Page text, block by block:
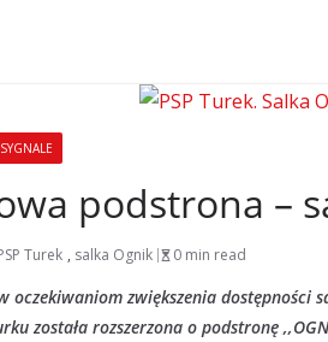
podstrona –
Turek , salka Ognik 0 min read
oczekiwaniom zwiększenia dostępności
została rozszerzona o podstronę